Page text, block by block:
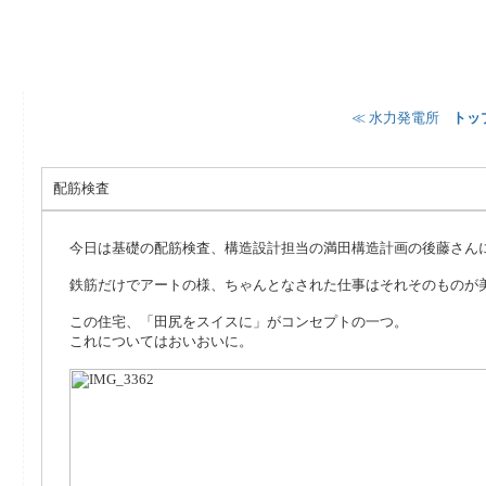
≪ 水力発電所 ト
配筋検査
今日は基礎の配筋検査、構造設計担当の満田構造計画の後藤さん
鉄筋だけでアートの様、ちゃんとなされた仕事はそれそのものが
この住宅、「田尻をスイスに」がコンセプトの一つ。
これについてはおいおいに。